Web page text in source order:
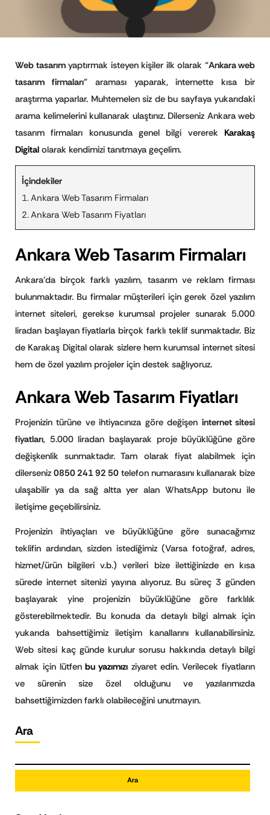
Web tasarımyaptırmak isteyen kişiler ilk olarak “Ankara web
tasarım firmaları” araması yaparak, internette kısa bir
araştırma yaparlar. Muhtemelen siz de bu sayfaya yukarıdaki
arama kelimelerini kullanarak ulaştınız. Dilerseniz Ankara web
tasarım firmaları konusunda genel bilgi vererek Karakaş
Digital olarak kendimizi tanıtmaya geçelim.
İçindekiler
Ankara Web Tasarım Firmaları
Ankara Web Tasarım Fiyatları
Ankara Web Tasarım Firmaları
Ankara’da birçok farklı yazılım, tasarım ve reklam firması
bulunmaktadır. Bu firmalar müşterileri için gerek özel yazılım
internet siteleri, gerekse kurumsal projeler sunarak 5.000
liradan başlayan fiyatlarla birçok farklı teklif sunmaktadır. Biz
de Karakaş Digital olarak sizlere hem kurumsal internet sitesi
hem de özel yazılım projeler için destek sağlıyoruz.
Ankara Web Tasarım Fiyatları
Projenizin türüne ve ihtiyacınıza göre değişen internet sitesi
fiyatları, 5.000 liradan başlayarak proje büyüklüğüne göre
değişkenlik sunmaktadır. Tam olarak fiyat alabilmek için
dilerseniz 0850 241 92 50 telefon numarasını kullanarak bize
ulaşabilir ya da sağ altta yer alan WhatsApp butonu ile
iletişime geçebilirsiniz.
Projenizin ihtiyaçları ve büyüklüğüne göre sunacağımız
teklifin ardından, sizden istediğimiz (Varsa fotoğraf, adres,
hizmet/ürün bilgileri v.b.) verileri bize ilettiğinizde en kısa
sürede internet sitenizi yayına alıyoruz. Bu süreç 3 günden
başlayarak yine projenizin büyüklüğüne göre farklılık
gösterebilmektedir. Bu konuda da detaylı bilgi almak için
yukarıda bahsettiğimiz iletişim kanallarını kullanabilirsiniz.
Web sitesi kaç günde kurulur sorusu hakkında detaylı bilgi
almak için lütfenbu yazımızı ziyaret edin. Verilecek fiyatların
ve sürenin size özel olduğunu ve yazılarımızda
bahsettiğimizden farklı olabileceğini unutmayın.
Ara
Ara